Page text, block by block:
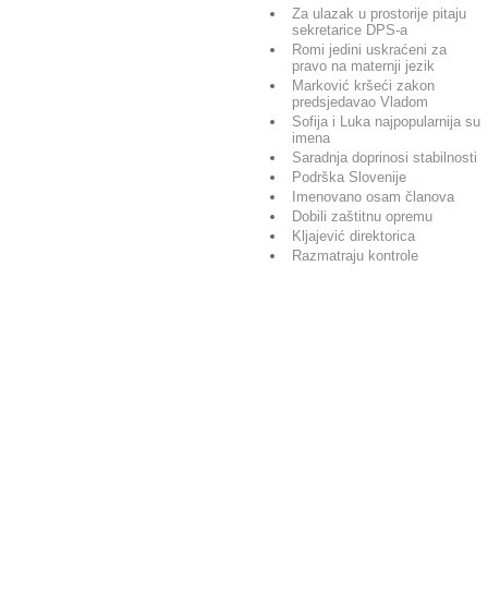
Za ulazak u prostorije pitaju
sekretarice DPS-a
Romi jedini uskraćeni za
pravo na maternji jezik
Marković kršeći zakon
predsjedavao Vladom
Sofija i Luka najpopularnija su
imena
Saradnja doprinosi stabilnosti
Podrška Slovenije
Imenovano osam članova
Dobili zaštitnu opremu
Kljajević direktorica
Razmatraju kontrole